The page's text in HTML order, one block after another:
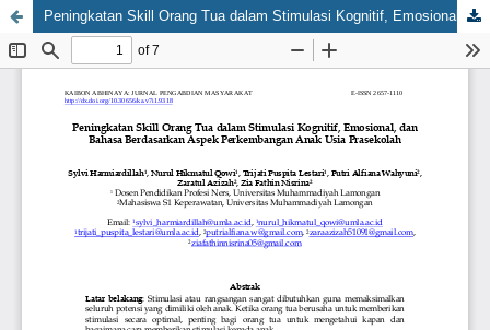
Peningkatan Skill Orang Tua dalam Stimulasi Kognitif, Emosional, dan Bahasa Berdasarkan Aspek Perkembangan Anak Usia Prasekolah